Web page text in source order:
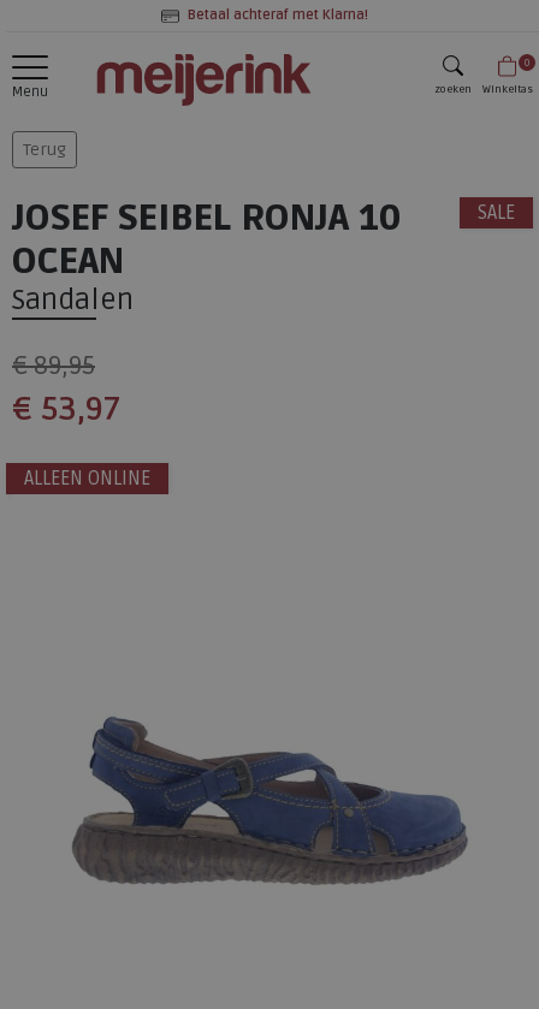
Betaal achteraf met Klarna!
Menu zoeken
0
Winkeltas
Terug
SALE
JOSEF SEIBEL RONJA 10
OCEAN
Sandalen
€ 89,95
€ 53,97
ALLEEN ONLINE